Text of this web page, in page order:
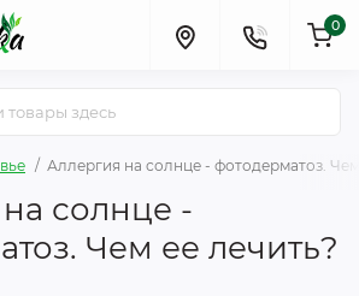
0
Аллергия на солнце - фотодерматоз.
солнце -
Чем ее лечить?